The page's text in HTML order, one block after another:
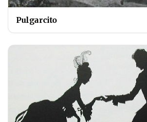
Pulgarcito